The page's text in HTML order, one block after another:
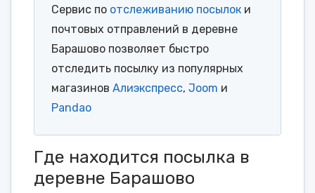
Сервис по отслеживанию посылок и
почтовых отправлений в деревне
Барашово позволяет быстро
отследить посылку из популярных
магазинов Алиэкспресс, Joom и
Pandao
Где находится посылка в
деревне Барашово